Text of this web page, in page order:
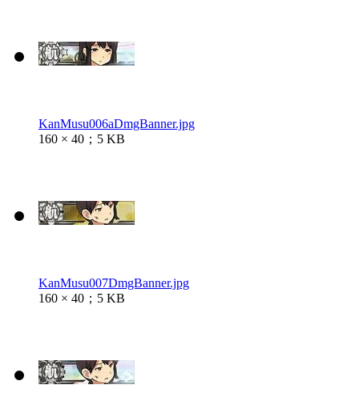
KanMusu006aDmgBanner.jpg
160 × 40；5 KB
KanMusu007DmgBanner.jpg
160 × 40；5 KB